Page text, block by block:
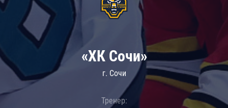
«ХК Сочи»
г. Сочи
Тренер: